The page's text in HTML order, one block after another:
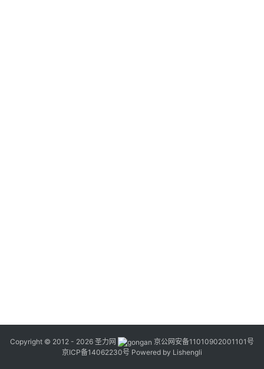
Copyright © 2012 - 2026 圣力网
京公网安备11010902001101号
京ICP备14062230号 Powered by Lishengli